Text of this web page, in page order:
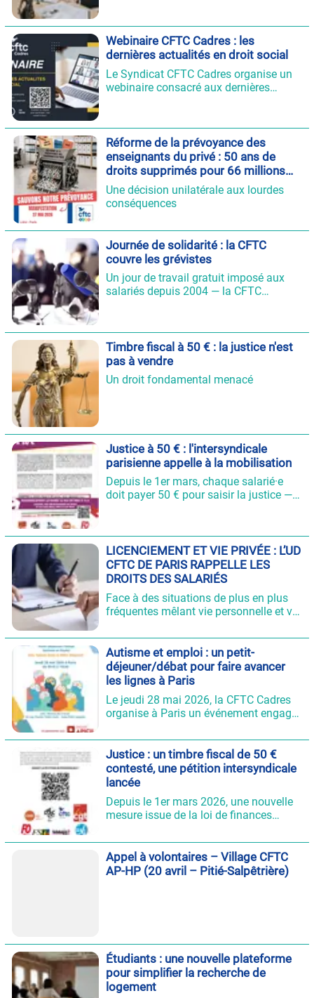
de l'IA Act ou d'évaluation de l'impact
sur la compétitivité de l'entreprise.
Webinaire CFTC Cadres : les
dernières actualités en droit social
Le Syndicat CFTC Cadres organise un
webinaire consacré aux dernières
le jeudi 4 juin, de 11h à 12h30.
Réforme de la prévoyance des
enseignants du privé : 50 ans de
droits supprimés pour 66 millions
d'économies
Une décision unilatérale aux lourdes
conséquences
Journée de solidarité : la CFTC
couvre les grévistes
Un jour de travail gratuit imposé aux
salariés depuis 2004 — la CFTC
Timbre fiscal à 50 € : la justice n'est
pas à vendre
Un droit fondamental menacé
Justice à 50 € : l'intersyndicale
parisienne appelle à la mobilisation
Depuis le 1er mars, chaque salarié·e
doit payer 50 € pour saisir la justice —
LICENCIEMENT ET VIE PRIVÉE : L’UD
CFTC DE PARIS RAPPELLE LES
DROITS DES SALARIÉS
Face à des situations de plus en plus
fréquentes mêlant vie personnelle et vie
rappelle un principe fondamental : la
vie privée des salariés est protégée par
la loi et ne peut justifier, à elle seule, un
licenciement.
Autisme et emploi : un petit-
déjeuner/débat pour faire avancer
les lignes à Paris
Le jeudi 28 mai 2026, la CFTC Cadres
organise à Paris un événement engagé
des personnes autistes dans le monde
du travail. Pensé sous la forme d’un
petit-déjeuner/débat, ce rendez-vous se
veut à la fois accessible, concret et
Justice : un timbre fiscal de 50 €
contesté, une pétition intersyndicale
lancée
Depuis le 1er mars 2026, une nouvelle
mesure issue de la loi de finances
timbre fiscal de 50 € pour engager une
action en justice devant le conseil de
prud’hommes ou le tribunal judiciaire.
Appel à volontaires – Village CFTC
AP-HP (20 avril – Pitié-Salpêtrière)
Étudiants : une nouvelle plateforme
pour simplifier la recherche de
logement